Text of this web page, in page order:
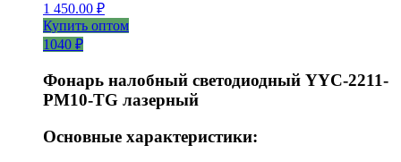
1 450.00 ₽
Купить оптом
1040 ₽
Фонарь налобный светодиодный YYC-2211-
PM10-TG лазерный
Основные характеристики: